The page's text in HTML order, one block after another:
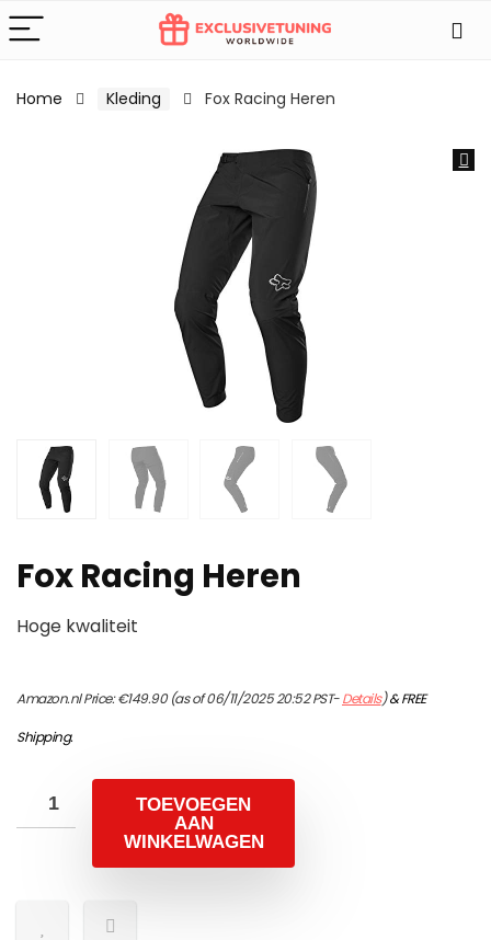
Home Kleding Fox Racing Heren
Fox Racing Heren
Hoge kwaliteit
Amazon.nl Price:€149.90(as of 06/11/2025 20:52 PST-Details)&FREE
Shipping.
TOEVOEGEN
AAN
WINKELWAGEN